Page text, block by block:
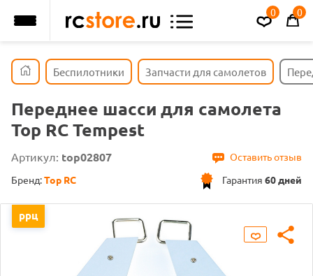
0 0
Беспилотники Запчасти для самолетов
Переднее шасси для самолета
Top RC Tempest
Артикул: top02807
Оставить отзыв
Гарантия 60 дней
Бренд:Top RC
ррц